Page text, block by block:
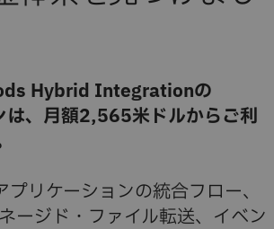
Hybrid Integrationの
、月額2,565米ドルからご利
リケーションの統合フロー、
ージド・ファイル転送、イベン